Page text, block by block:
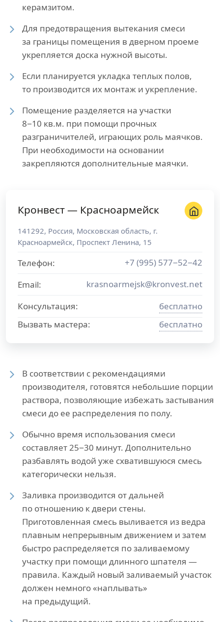
керамзитом.
Для предотвращения вытекания смеси
за границы помещения в дверном проеме
укрепляется доска нужной высоты.
Если планируется укладка теплых полов,
то производится их монтаж и укрепление.
Помещение разделяется на участки
8−10 кв.м. при помощи прочных
разграничителей, играющих роль маячков.
При необходимости на основании
закрепляются дополнительные маячки.
Кронвест — Красноармейск
141292, Россия, Московская область, г.
Красноармейск, Проспект Ленина, 15
Телефон:
+7 (995) 577−52−42
Email:
krasnoarmejsk@kronvest.net
Консультация:
бесплатно
Вызвать мастера:
бесплатно
В соответствии с рекомендациями
производителя, готовятся небольшие порции
раствора, позволяющие избежать застывания
смеси до ее распределения по полу.
Обычно время использования смеси
составляет 25−30 минут. Дополнительно
разбавлять водой уже схватившуюся смесь
категорически нельзя.
Заливка производится от дальней
по отношению к двери стены.
Приготовленная смесь выливается из ведра
плавным непрерывным движением и затем
быстро распределяется по заливаемому
участку при помощи длинного шпателя —
правила. Каждый новый заливаемый участок
должен немного «наплывать»
на предыдущий.